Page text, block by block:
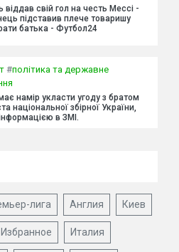
віддав свій гол на честь Мессі -
підставив плече товаришу
батька - Футбол24
#політика та державне
намір укласти угоду з братом
національної збірної України,
в ЗМІ.
лига Англия Киев
Избранное Италия